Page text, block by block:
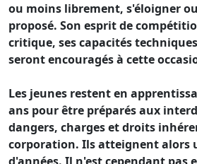
ou moins librement, s'éloigner
proposé. Son esprit de
critique, ses capacités
seront encouragés à cette
Les jeunes restent en
ans pour être préparés aux
dangers, charges et droits
corporation. Ils atteignent alors